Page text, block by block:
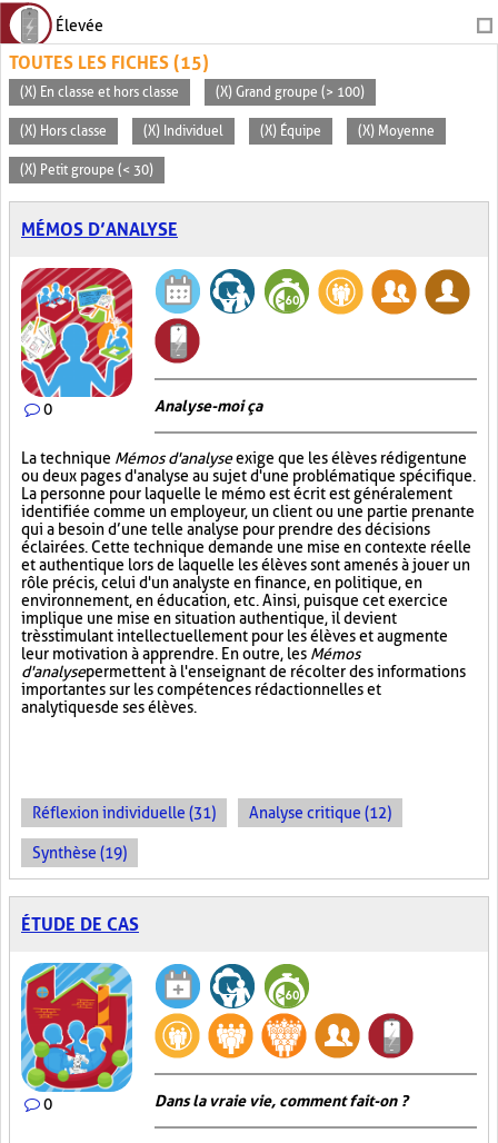
Élevée
TOUTES LES FICHES (15)
(X) En classe et hors classe (X) Grand groupe (> 100)
(X) Hors classe (X) Individuel (X) Équipe (X) Moyenne
(X) Petit groupe (< 30)
MÉMOS D’ANALYSE
0 Analyse-moi ça
La technique Mémos d'analyseexige que les élèves rédigent une
ou deux pages d'analyse au sujet d'une problématique spécifique.
La personne pour laquelle le mémo est écrit est généralement
identifiée comme un employeur, un client ou une partie prenante
qui a besoin d’une telle analyse pour prendre des décisions
éclairées. Cette technique demande une mise en contexte réelle
et authentique lors de laquelle les élèves sont amenés à jouer un
rôle précis, celui d'un analyste en finance, en politique, en
environnement, en éducation, etc. Ainsi, puisque cet exercice
implique une mise en situation authentique, il devient
très stimulant intellectuellement pour les élèves et augmente
leur motivation à apprendre. En outre, les Mémos
d'analysepermettent à l'enseignant de récolter des informations
importantes sur les compétences rédactionnelles et
analytiques de ses élèves.
Réflexion individuelle (31) Analyse critique (12)
Synthèse (19)
ÉTUDE DE CAS
0 Dans la vraie vie, comment fait-on ?